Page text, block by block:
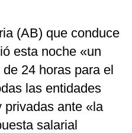
(AB) que conduce
esta noche «un
24 horas para el
las entidades
privadas ante «la
salarial